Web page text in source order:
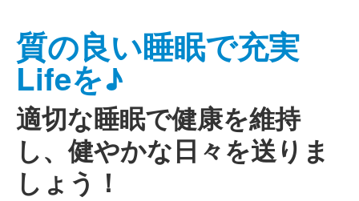
質の良い睡眠で充実
Lifeを♪
適切な睡眠で健康を維持
し、健やかな日々を送りま
しょう！